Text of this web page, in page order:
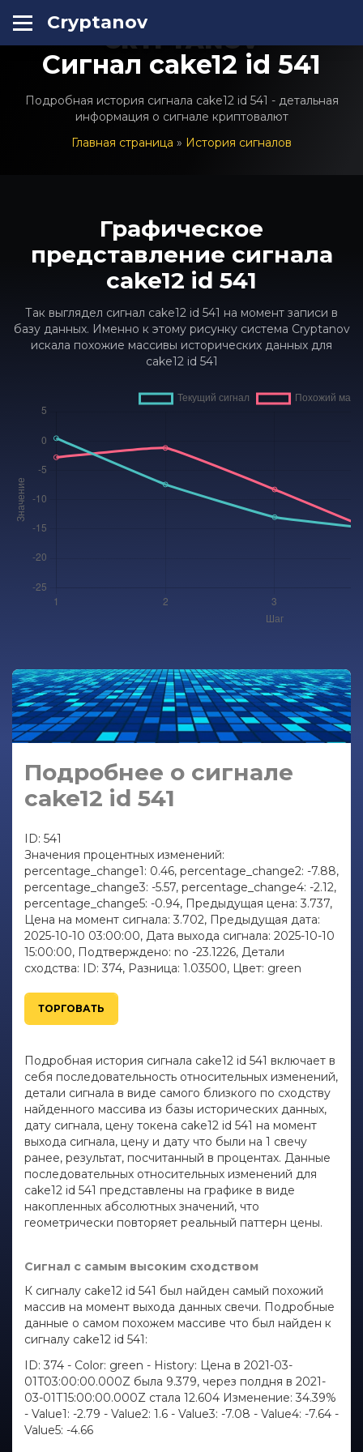
Cryptanov
CRYPTANOV
Сигнал cake12 id 541
Подробная история сигнала cake12 id 541 - детальная
информация о сигнале криптовалют
Главная страница » История сигналов
Графическое
представление сигнала
cake12 id 541
Так выглядел сигнал cake12 id 541 на момент записи в
базу данных. Именно к этому рисунку система Cryptanov
искала похожие массивы исторических данных для
cake12 id 541
Подробнее о сигнале
cake12 id 541
ID: 541
Значения процентных изменений:
percentage_change1: 0.46, percentage_change2: -7.88,
percentage_change3: -5.57, percentage_change4: -2.12,
percentage_change5: -0.94, Предыдущая цена: 3.737,
Цена на момент сигнала: 3.702, Предыдущая дата:
2025-10-10 03:00:00, Дата выхода сигнала: 2025-10-10
15:00:00, Подтверждено: no -23.1226, Детали
сходства: ID: 374, Разница: 1.03500, Цвет: green
ТОРГОВАТЬ
Подробная история сигнала cake12 id 541 включает в
себя последовательность относительных изменений,
детали сигнала в виде самого близкого по сходству
найденного массива из базы исторических данных,
дату сигнала, цену токена cake12 id 541 на момент
выхода сигнала, цену и дату что были на 1 свечу
ранее, результат, посчитанный в процентах. Данные
последовательных относительных изменений для
cake12 id 541 представлены на графике в виде
накопленных абсолютных значений, что
геометрически повторяет реальный паттерн цены.
Сигнал с самым высоким сходством
К сигналу cake12 id 541 был найден самый похожий
массив на момент выхода данных свечи. Подробные
данные о самом похожем массиве что был найден к
сигналу cake12 id 541:
ID: 374 - Color: green - History: Цена в 2021-03-
01T03:00:00.000Z была 9.379, через полдня в 2021-
03-01T15:00:00.000Z стала 12.604 Изменение: 34.39%
- Value1: -2.79 - Value2: 1.6 - Value3: -7.08 - Value4: -7.64 -
Value5: -4.66